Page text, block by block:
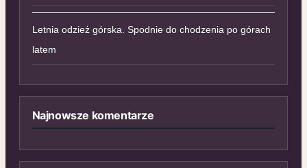
Letnia odzież górska. Spodnie do chodzenia po górach
latem
Najnowsze komentarze